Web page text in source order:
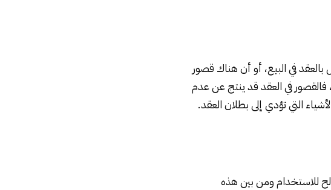
في البيع، أو أن هناك قصور
في العقد قد ينتج عن عدم
التي تؤدي إلى بطلان العقد.
للاستخدام ومن بين هذه